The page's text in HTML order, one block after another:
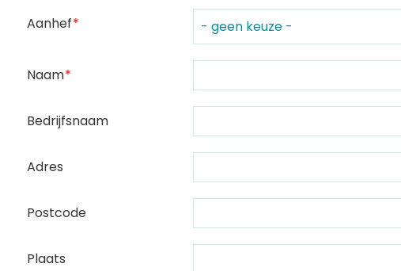
Aanhef
Naam
Bedrijfsnaam
Adres
Postcode
Plaats